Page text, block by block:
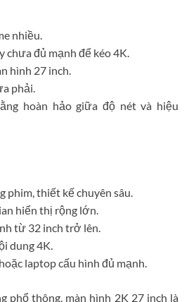
nhiều.
chưa đủ mạnh để kéo 4K.
hình 27 inch.
phải.
hoàn hảo giữa độ nét và hiệu
phim, thiết kế chuyên sâu.
hiển thị rộng lớn.
từ 32 inch trở lên.
dung 4K.
laptop cấu hình đủ mạnh.
phổ thông, màn hình 2K 27 inch là